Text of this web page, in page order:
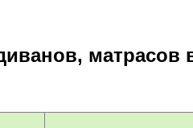
матрасов